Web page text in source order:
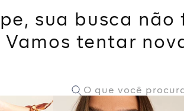
sua busca
Vamos tentar